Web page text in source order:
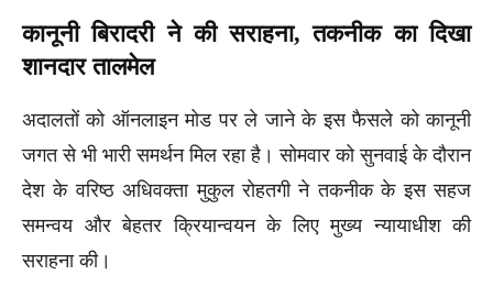
कानूनी बिरादरी ने की सराहना, तकनीक का दिखा
शानदार तालमेल
अदालतों को ऑनलाइन मोड पर ले जाने के इस फैसले को कानूनी
जगत से भी भारी समर्थन मिल रहा है। सोमवार को सुनवाई के दौरान
देश के वरिष्ठ अधिवक्ता मुकुल रोहतगी ने तकनीक के इस सहज
समन्वय और बेहतर क्रियान्वयन के लिए मुख्य न्यायाधीश की
सराहना की।